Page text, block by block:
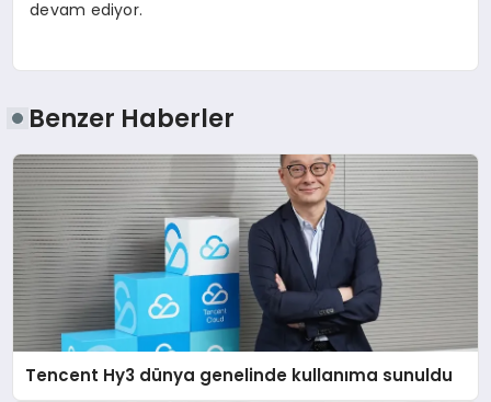
devam ediyor.
Benzer Haberler
Tencent Hy3 dünya genelinde kullanıma sunuldu